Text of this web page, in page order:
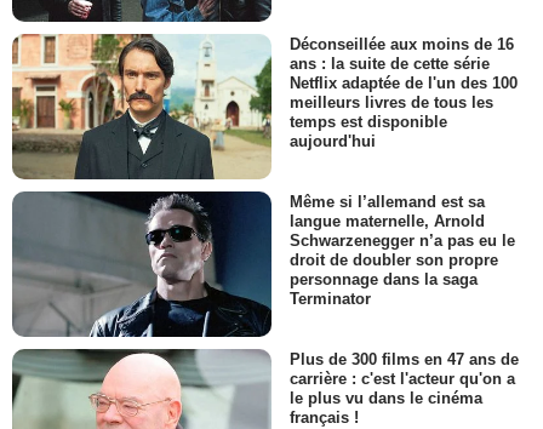
Déconseillée aux moins de 16
ans : la suite de cette série
Netflix adaptée de l'un des 100
meilleurs livres de tous les
temps est disponible
aujourd'hui
Même si l’allemand est sa
langue maternelle, Arnold
Schwarzenegger n’a pas eu le
droit de doubler son propre
personnage dans la saga
Terminator
Plus de 300 films en 47 ans de
carrière : c'est l'acteur qu'on a
le plus vu dans le cinéma
français !